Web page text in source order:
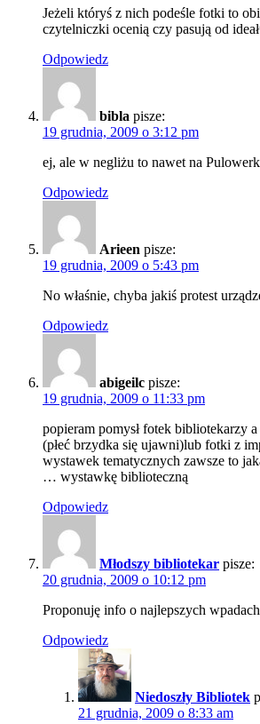
Jeżeli któryś z nich podeśle fotki to
czytelniczki ocenią czy pasują od
Odpowiedz
bibla pisze:
19 grudnia, 2009 o 3:12 pm
ej, ale w negliżu to nawet na
Odpowiedz
Arieen pisze:
19 grudnia, 2009 o 5:43 pm
No właśnie, chyba jakiś protest
Odpowiedz
abigeilc pisze:
19 grudnia, 2009 o 11:33 pm
popieram pomysł fotek bibliotekarzy
(płeć brzydka się ujawni)lub fotki z
wystawek tematycznych zawsze to
… wystawkę biblioteczną
Odpowiedz
Młodszy bibliotekar pisze:
20 grudnia, 2009 o 10:12 pm
Proponuję info o najlepszych
Odpowiedz
Niedoszły Bibliotek
21 grudnia, 2009 o 8:33 am